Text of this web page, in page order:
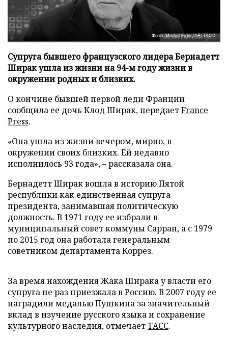
Фото: Michel Euler/AP/ТАСС
Супруга бывшего французского лидера Бернадетт
Ширак ушла из жизни на 94-м году жизни в
окружении родных и близких.
О кончине бывшей первой леди Франции
сообщила ее дочь Клод Ширак, передаетFrance
Press.
«Она ушла из жизни вечером, мирно, в
окружении своих близких. Ей недавно
исполнилось 93 года», – рассказала она.
Бернадетт Ширак вошла в историю Пятой
республики как единственная супруга
президента, занимавшая политическую
должность. В 1971 году ее избрали в
муниципальный совет коммуны Сарран, а с 1979
по 2015 год она работала генеральным
советником департамента Коррез.
За время нахождения Жака Ширака у власти его
супруга не раз приезжала в Россию. В 2007 году ее
наградили медалью Пушкина за значительный
вклад в изучение русского языка и сохранение
культурного наследия, отмечаетТАСС.